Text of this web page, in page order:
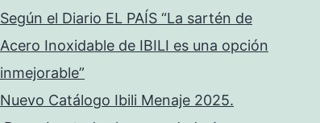
Según el Diario EL PAÍS “La sartén de
Acero Inoxidable de IBILI es una opción
inmejorable”
Nuevo Catálogo Ibili Menaje 2025.